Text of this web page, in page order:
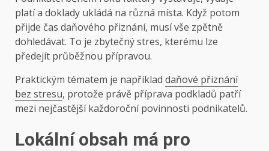
platí a doklady ukládá na různá místa. Když potom
přijde čas daňového přiznání, musí vše zpětně
dohledávat. To je zbytečný stres, kterému lze
předejít průběžnou přípravou.
Praktickým tématem je například daňové přiznání
bez stresu, protože právě příprava podkladů patří
mezi nejčastější každoroční povinnosti podnikatelů.
Lokální obsah má pro